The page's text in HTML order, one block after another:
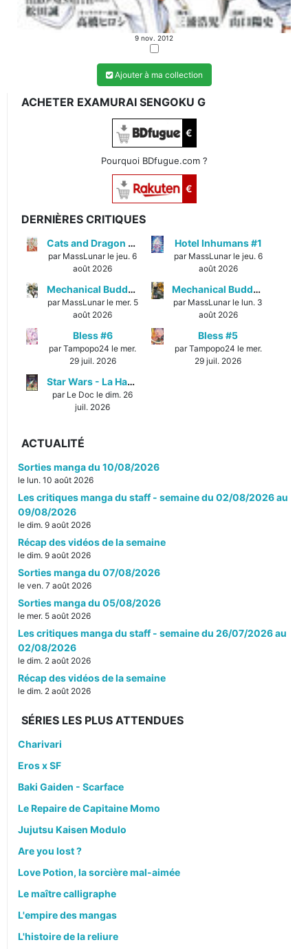
9 nov. 2012
Ajouter à ma collection
ACHETER EXAMURAI SENGOKU G
€
Pourquoi BDfugue.com ?
€
DERNIÈRES CRITIQUES
Cats and Dragon #3
par MassLunar le jeu. 6
août 2026
Hotel Inhumans #1
par MassLunar le jeu. 6
août 2026
Mechanical Buddy Universe #1
par MassLunar le mer. 5
août 2026
Mechanical Buddy Universe #0
par MassLunar le lun. 3
août 2026
Bless #6
par Tampopo24 le mer.
29 juil. 2026
Bless #5
par Tampopo24 le mer.
29 juil. 2026
Star Wars - La Haute République - Un équilibre fragile
par Le Doc le dim. 26
juil. 2026
ACTUALITÉ
Sorties manga du 10/08/2026
le lun. 10 août 2026
Les critiques manga du staff - semaine du 02/08/2026 au
09/08/2026
le dim. 9 août 2026
Récap des vidéos de la semaine
le dim. 9 août 2026
Sorties manga du 07/08/2026
le ven. 7 août 2026
Sorties manga du 05/08/2026
le mer. 5 août 2026
Les critiques manga du staff - semaine du 26/07/2026 au
02/08/2026
le dim. 2 août 2026
Récap des vidéos de la semaine
le dim. 2 août 2026
SÉRIES LES PLUS ATTENDUES
Charivari
Eros x SF
Baki Gaiden - Scarface
Le Repaire de Capitaine Momo
Jujutsu Kaisen Modulo
Are you lost ?
Love Potion, la sorcière mal-aimée
Le maître calligraphe
L'empire des mangas
L'histoire de la reliure